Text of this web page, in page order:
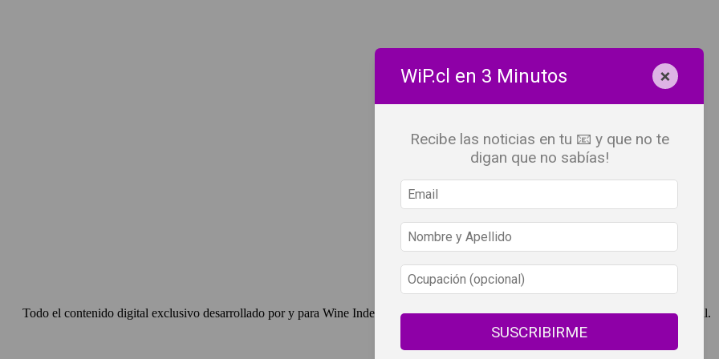
Todo el contenido digital exclusivo desarrollado por y para Wine Independent Press Chile, cuenta con derechos de propiedad intelectual.
WiP.cl en 3 Minutos ×
Recibe las noticias en tu 📧 y que no te
digan que no sabías!
SUSCRIBIRME